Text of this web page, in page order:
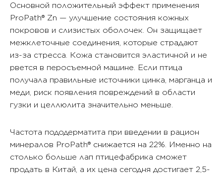
Основной положительный эффект применения
ProPath® Zn — улучшение состояния кожных
покровов и слизистых оболочек. Он защищает
межклеточные соединения, которые страдают
из-за стресса. Кожа становится эластичной и не
рвется в перосъемной машине. Если птица
получала правильные источники цинка, марганца и
меди, риск появления повреждений в области
гузки и целлюлита значительно меньше.
Частота пододерматита при введении в рацион
минералов ProPath® снижается на 22%. Именно на
столько больше лап птицефабрика сможет
продать в Китай, а их цена сегодня достигает 2,5-